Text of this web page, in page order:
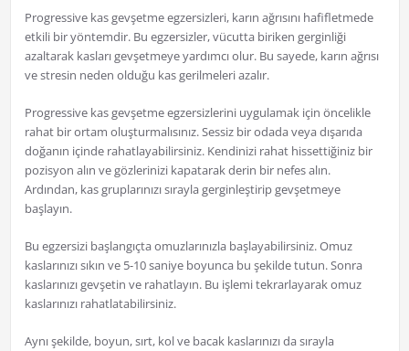
Progressive kas gevşetme egzersizleri, karın ağrısını hafifletmede
etkili bir yöntemdir. Bu egzersizler, vücutta biriken gerginliği
azaltarak kasları gevşetmeye yardımcı olur. Bu sayede, karın ağrısı
ve stresin neden olduğu kas gerilmeleri azalır.
Progressive kas gevşetme egzersizlerini uygulamak için öncelikle
rahat bir ortam oluşturmalısınız. Sessiz bir odada veya dışarıda
doğanın içinde rahatlayabilirsiniz. Kendinizi rahat hissettiğiniz bir
pozisyon alın ve gözlerinizi kapatarak derin bir nefes alın.
Ardından, kas gruplarınızı sırayla gerginleştirip gevşetmeye
başlayın.
Bu egzersizi başlangıçta omuzlarınızla başlayabilirsiniz. Omuz
kaslarınızı sıkın ve 5-10 saniye boyunca bu şekilde tutun. Sonra
kaslarınızı gevşetin ve rahatlayın. Bu işlemi tekrarlayarak omuz
kaslarınızı rahatlatabilirsiniz.
Aynı şekilde, boyun, sırt, kol ve bacak kaslarınızı da sırayla